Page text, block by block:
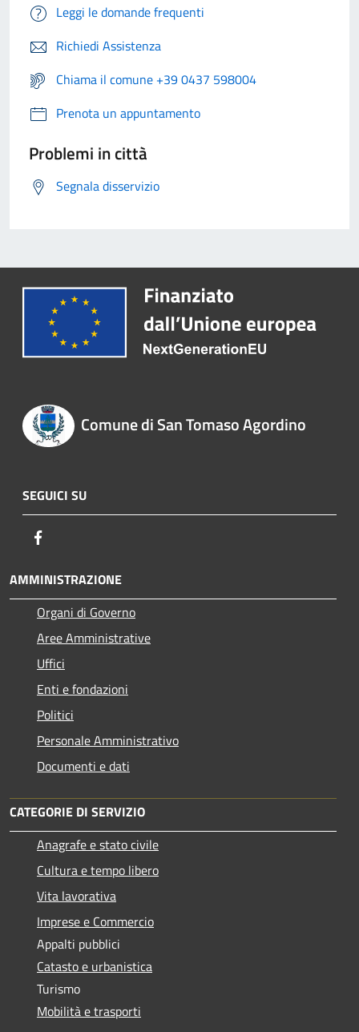
Leggi le domande frequenti
Richiedi Assistenza
Chiama il comune +39 0437 598004
Prenota un appuntamento
Problemi in città
Segnala disservizio
Comune di San Tomaso Agordino
SEGUICI SU
AMMINISTRAZIONE
Organi di Governo
Aree Amministrative
Uffici
Enti e fondazioni
Politici
Personale Amministrativo
Documenti e dati
CATEGORIE DI SERVIZIO
Anagrafe e stato civile
Cultura e tempo libero
Vita lavorativa
Imprese e Commercio
Appalti pubblici
Catasto e urbanistica
Turismo
Mobilità e trasporti